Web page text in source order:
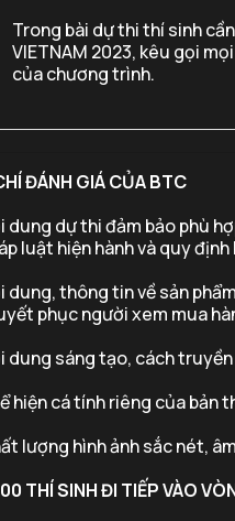
Trong bài dự thi thí sinh
VIETNAM 2023, kêu gọi
của chương trình.
ĐÁNH GIÁ CỦA BTC
dung dự thi đảm bảo phù
luật hiện hành và quy
dung, thông tin về sản
phục người xem mua
dung sáng tạo, cách
hiện cá tính riêng của bản
lượng hình ảnh sắc nét,
THÍ SINH ĐI TIẾP VÀO